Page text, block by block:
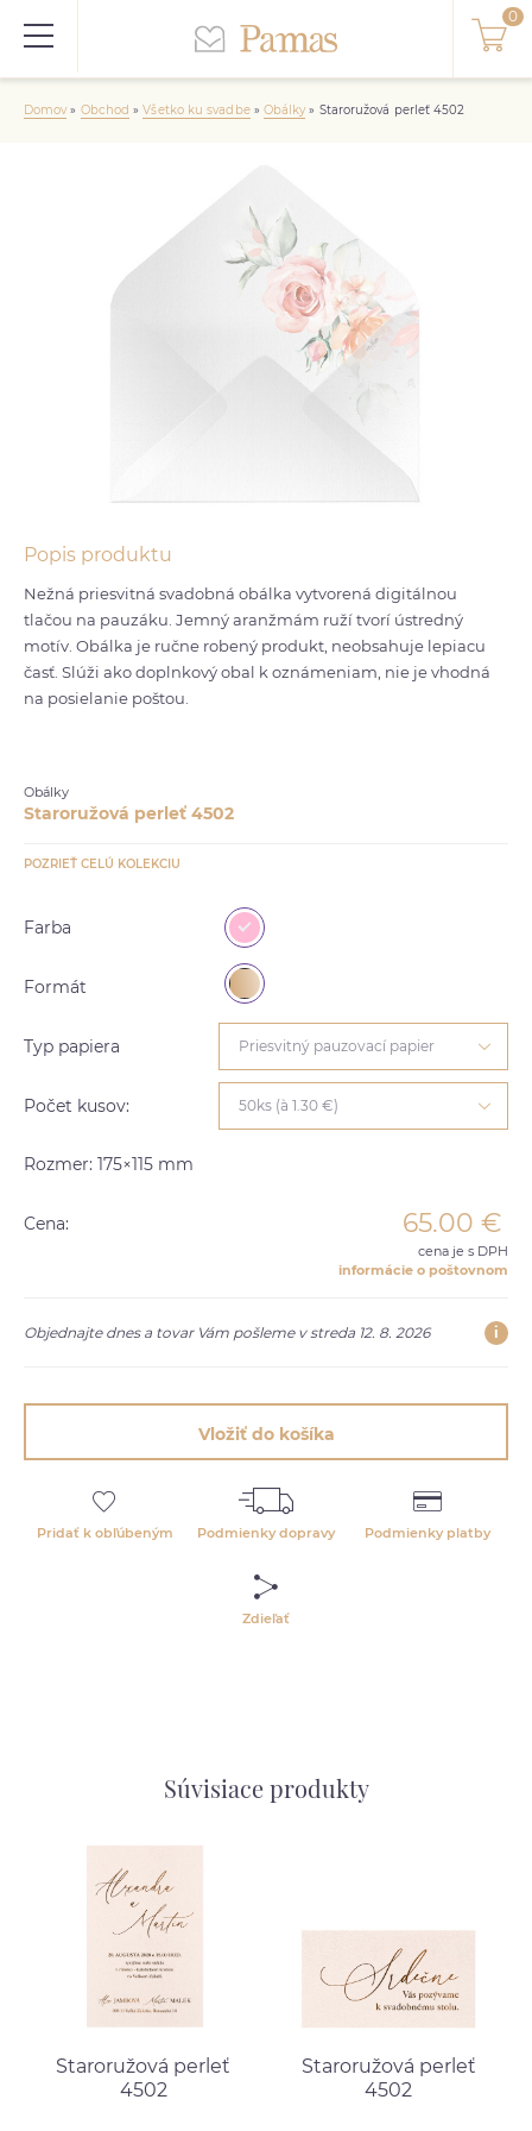
Domov» Obchod »Všetko ku svadbe» Obálky » Staroružová perleť 4502
Popis produktu
Nežná priesvitná svadobná obálka vytvorená digitálnou
tlačou na pauzáku. Jemný aranžmám ruží tvorí ústredný
motív. Obálka je ručne robený produkt, neobsahuje lepiacu
časť. Slúži ako doplnkový obal k oznámeniam, nie je vhodná
na posielanie poštou.
Obálky
Staroružová perleť 4502
POZRIEŤ CELÚ KOLEKCIU
Farba
Formát
Typ papiera Priesvitný pauzovací papier
Počet kusov: 50ks (à 1.30 €)
Rozmer: 175×115 mm
Cena: 65.00 €
cena je s DPH
informácie o poštovnom
Objednajte dnes a tovar Vám pošleme v streda 12. 8. 2026 i
Vložiť do košíka
Pridať k obľúbeným Podmienky dopravy Podmienky platby
Zdieľať
Súvisiace produkty
Staroružová perleť
4502
Staroružová perleť
4502